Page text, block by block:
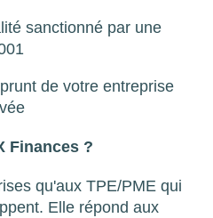
sanctionné par une
de votre entreprise
Finances ?
qu'aux TPE/PME qui
Elle répond aux